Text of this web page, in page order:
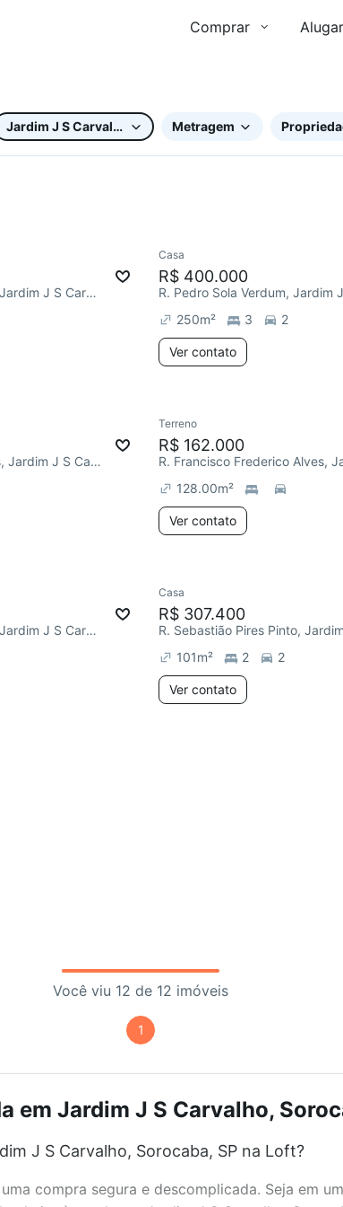
Comprar Alugar
Jardim J S Carvalho Metragem
R. Pedro Sola Verdum, Jardim J S Carvalho
Casa
R$ 400.000
250m² 3 2
Ver contato
R. Antônio Pedro Lucas, Jardim J S Carvalho
Terreno
R$ 162.000
128.00m²
Ver contato
R. Pedro Sola Verdum, Jardim J S Carvalho
Casa
R$ 307.400
101m² 2 2
Ver contato
Você viu 12 de 12 imóveis
1
em Jardim J S Carvalho,
J S Carvalho, Sorocaba, SP na Loft?
compra segura e descomplicada. Seja em